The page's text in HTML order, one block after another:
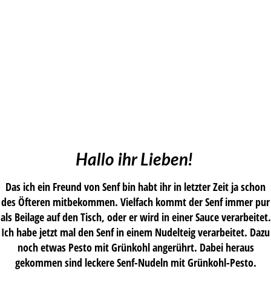
Hallo ihr Lieben!
Das ich ein Freund von Senf bin habt ihr in letzter Zeit ja schon
des Öfteren mitbekommen. Vielfach kommt der Senf immer pur
als Beilage auf den Tisch, oder er wird in einer Sauce verarbeitet.
Ich habe jetzt mal den Senf in einem Nudelteig verarbeitet. Dazu
noch etwas Pesto mit Grünkohl angerührt. Dabei heraus
gekommen sind leckere Senf-Nudeln mit Grünkohl-Pesto.